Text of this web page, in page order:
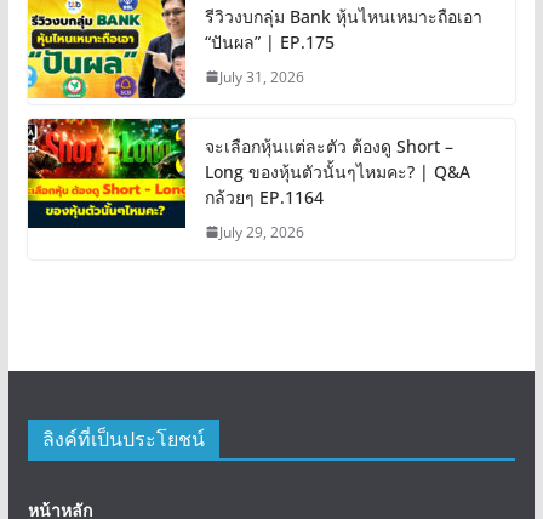
รีวิวงบกลุ่ม Bank หุ้นไหนเหมาะถือเอา
“ปันผล” | EP.175
July 31, 2026
จะเลือกหุ้นแต่ละตัว ต้องดู Short –
Long ของหุ้นตัวนั้นๆไหมคะ? | Q&A
กล้วยๆ EP.1164
July 29, 2026
ลิงค์ที่เป็นประโยชน์
หน้าหลัก